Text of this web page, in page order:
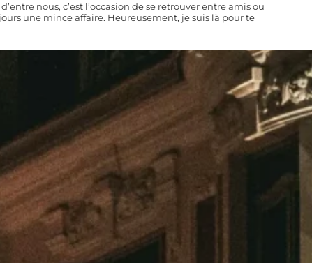
nous, c’est l’occasion de se retrouver entre amis ou
une mince affaire. Heureusement, je suis là pour te